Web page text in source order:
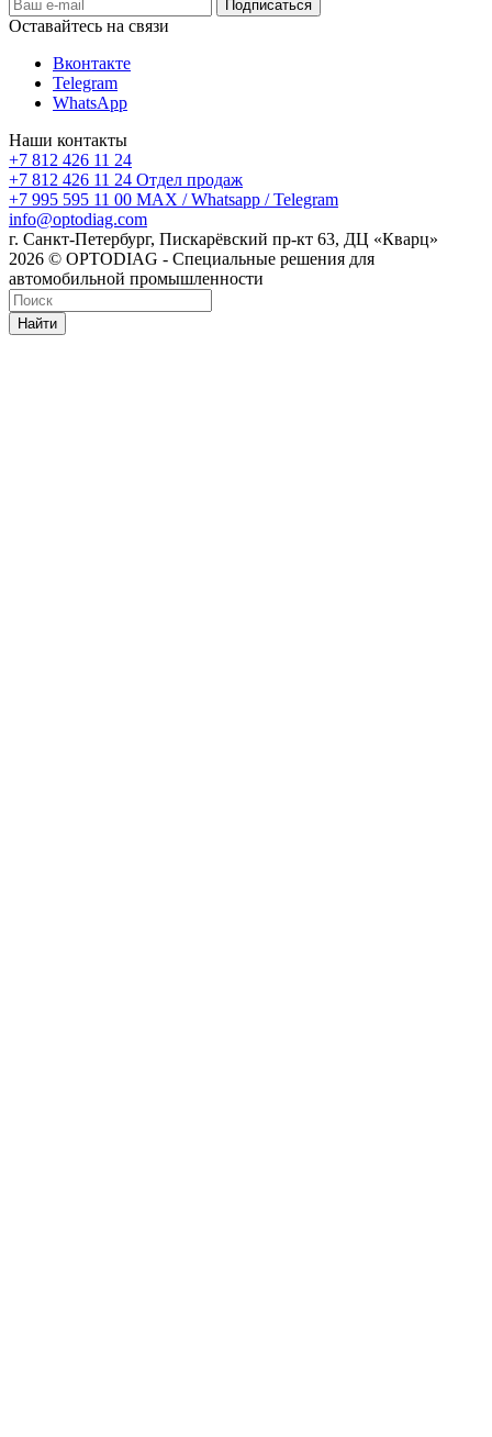
Оставайтесь на связи
Вконтакте
Telegram
WhatsApp
Наши контакты
+7 812 426 11 24
+7 812 426 11 24 Отдел продаж
+7 995 595 11 00 MAX / Whatsapp / Telegram
info@optodiag.com
г. Санкт-Петербург, Пискарёвский пр-кт 63, ДЦ «Кварц»
2026 © OPTODIAG - Специальные решения для
автомобильной промышленности
Найти